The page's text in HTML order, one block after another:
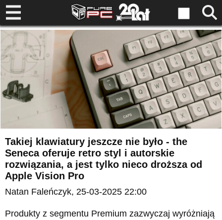
Takiej klawiatury jeszcze nie było - the
Seneca oferuje retro styl i autorskie
rozwiązania, a jest tylko nieco droższa od
Apple Vision Pro
Natan Faleńczyk, 25-03-2025 22:00
Produkty z segmentu Premium zazwyczaj wyróżniają